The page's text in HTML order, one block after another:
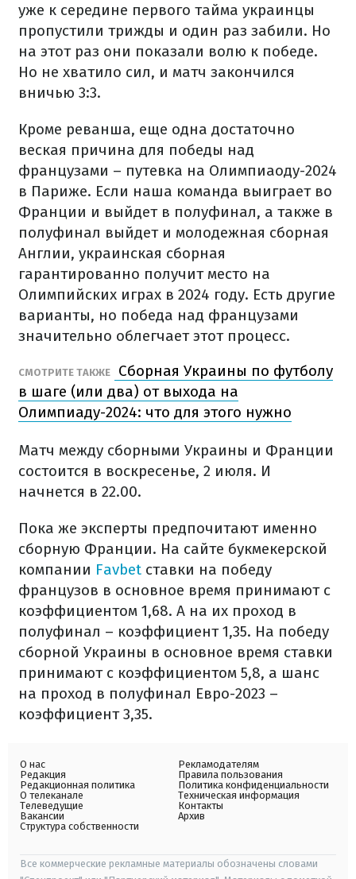
уже к середине первого тайма украинцы
пропустили трижды и один раз забили. Но
на этот раз они показали волю к победе.
Но не хватило сил, и матч закончился
вничью 3:3.
Кроме реванша, еще одна достаточно
веская причина для победы над
французами – путевка на Олимпиаоду-2024
в Париже. Если наша команда выиграет во
Франции и выйдет в полуфинал, а также в
полуфинал выйдет и молодежная сборная
Англии, украинская сборная
гарантированно получит место на
Олимпийских играх в 2024 году. Есть другие
варианты, но победа над французами
значительно облегчает этот процесс.
СМОТРИТЕ ТАКЖЕ
Сборная Украины по футболу
в шаге (или два) от выхода на
Олимпиаду-2024: что для этого нужно
Матч между сборными Украины и Франции
состоится в воскресенье, 2 июля. И
начнется в 22.00.
Пока же эксперты предпочитают именно
сборную Франции. На сайте букмекерской
компании Favbet ставки на победу
французов в основное время принимают с
коэффициентом 1,68. А на их проход в
полуфинал – коэффициент 1,35. На победу
сборной Украины в основное время ставки
принимают с коэффициентом 5,8, а шанс
на проход в полуфинал Евро-2023 –
коэффициент 3,35.
О нас
Редакция
Редакционная политика
О телеканале
Телеведущие
Вакансии
Структура собственности
Рекламодателям
Правила пользования
Политика конфиденциальности
Техническая информация
Контакты
Архив
Все коммерческие рекламные материалы обозначены словами